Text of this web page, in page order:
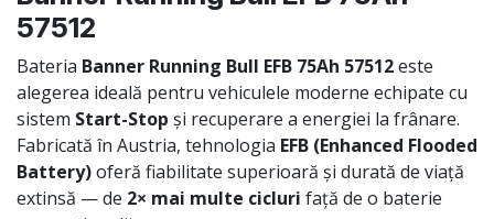
57512
Bateria Banner Running Bull EFB 75Ah 57512este
alegerea ideală pentru vehiculele moderne echipate cu
sistem Start-Stop și recuperare a energiei la frânare.
Fabricată în Austria, tehnologia EFB (Enhanced Flooded
Battery)oferă fiabilitate superioară și durată de viață
extinsă — de 2× mai multe cicluri față de o baterie